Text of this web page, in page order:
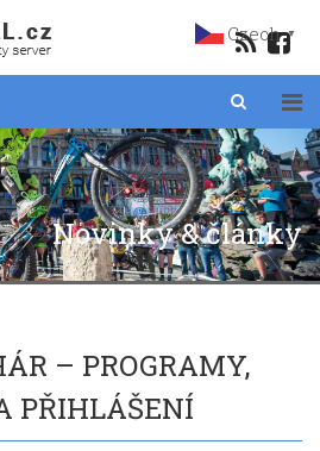
Novinky & články
– PROGRAMY,
PŘIHLÁŠENÍ
Czech ▼